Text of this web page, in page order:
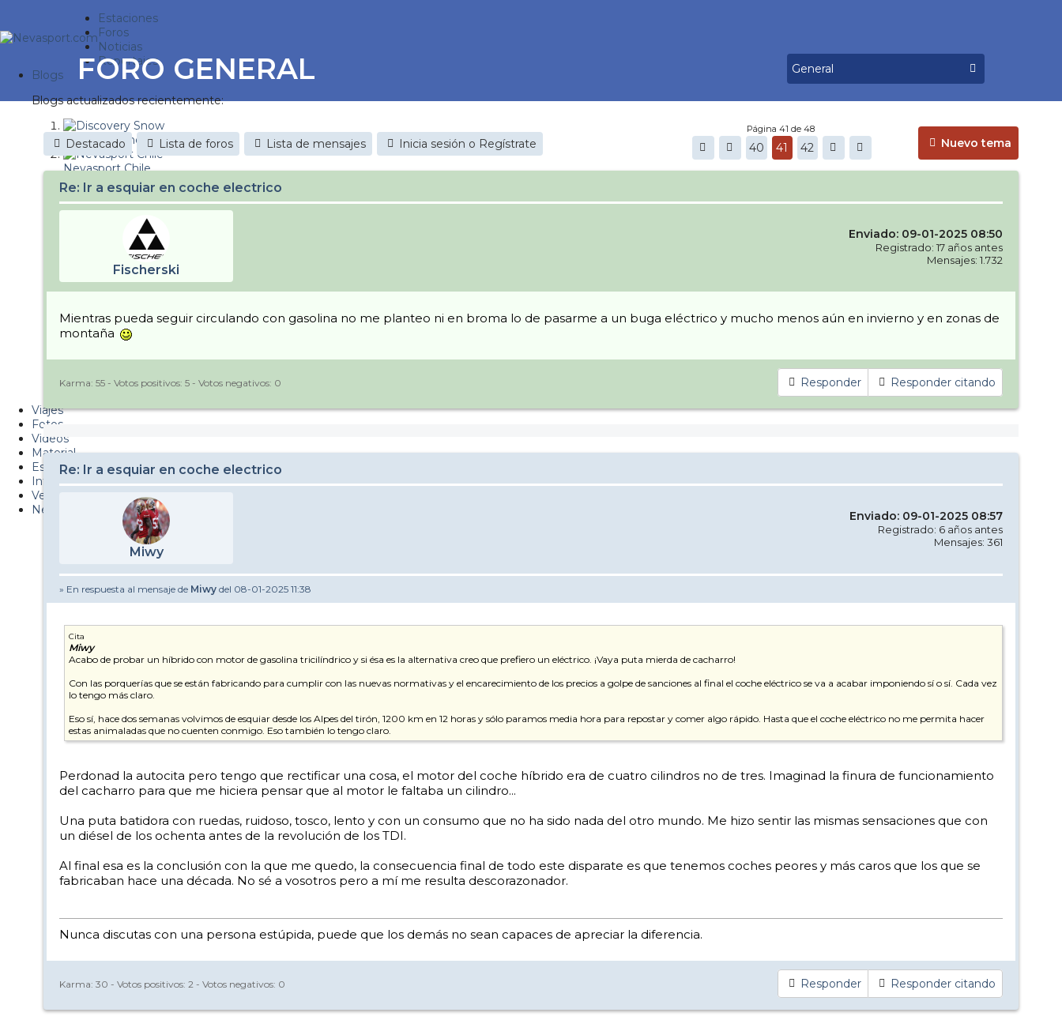
Estaciones
Foros
Noticias
Reportajes
Blogs
Blogs actualizados recientemente:
Discovery Snow
Nevasport Chile
Esquiaryviajar.com
nevasport blog
It's a powder da
Diario de un friki
Revista NIX
Viajes
Fotos
Videos
Material
Esquí Pro
Infonieve
Verano
Nevalog
FORO GENERAL
Nuevo tema
Destacado Lista de foros Lista de mensajes Inicia sesión o Regístrate
Página 41 de 48
40 41 42
Re: Ir a esquiar en coche electrico
Fischerski
Enviado: 09-01-2025 08:50
Registrado: 17 años antes
Mensajes: 1.732
Mientras pueda seguir circulando con gasolina no me planteo ni en broma lo de pasarme a un buga eléctrico y mucho menos aún en invierno y en zonas de
montaña
Responder Responder citando
Karma: 55 - Votos positivos: 5 - Votos negativos: 0
Re: Ir a esquiar en coche electrico
Miwy
Enviado: 09-01-2025 08:57
Registrado: 6 años antes
Mensajes: 361
» En respuesta al mensaje de Miwy del 08-01-2025 11:38
Cita
Miwy
Acabo de probar un híbrido con motor de gasolina tricilíndrico y si ésa es la alternativa creo que prefiero un eléctrico. ¡Vaya puta mierda de cacharro!
Con las porquerías que se están fabricando para cumplir con las nuevas normativas y el encarecimiento de los precios a golpe de sanciones al final el coche eléctrico se va a acabar imponiendo sí o sí. Cada vez
lo tengo más claro.
Eso sí, hace dos semanas volvimos de esquiar desde los Alpes del tirón, 1200 km en 12 horas y sólo paramos media hora para repostar y comer algo rápido. Hasta que el coche eléctrico no me permita hacer
estas animaladas que no cuenten conmigo. Eso también lo tengo claro.
Perdonad la autocita pero tengo que rectificar una cosa, el motor del coche híbrido era de cuatro cilindros no de tres. Imaginad la finura de funcionamiento
del cacharro para que me hiciera pensar que al motor le faltaba un cilindro...
Una puta batidora con ruedas, ruidoso, tosco, lento y con un consumo que no ha sido nada del otro mundo. Me hizo sentir las mismas sensaciones que con
un diésel de los ochenta antes de la revolución de los TDI.
Al final esa es la conclusión con la que me quedo, la consecuencia final de todo este disparate es que tenemos coches peores y más caros que los que se
fabricaban hace una década. No sé a vosotros pero a mí me resulta descorazonador.
Nunca discutas con una persona estúpida, puede que los demás no sean capaces de apreciar la diferencia.
Responder Responder citando
Karma: 30 - Votos positivos: 2 - Votos negativos: 0